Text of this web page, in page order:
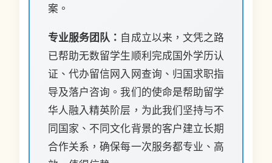
案。
专业服务团队： 自成立以来，文凭之路
已帮助无数留学生顺利完成国外学历认
证、代办留信网入网查询、归国求职指
导及落户咨询。我们的使命是帮助留学
华人融入精英阶层，为此我们坚持与不
同国家、不同文化背景的客户建立长期
合作关系，确保每一次服务都专业、高